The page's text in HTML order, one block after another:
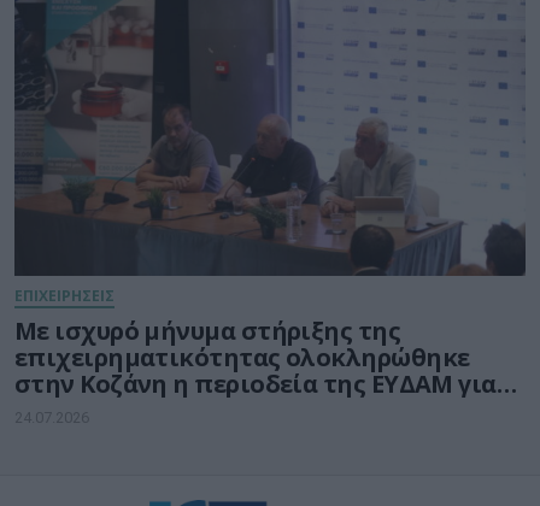
ΕΠΙΧΕΙΡΗΣΕΙΣ
Με ισχυρό μήνυμα στήριξης της
επιχειρηματικότητας ολοκληρώθηκε
στην Κοζάνη η περιοδεία της ΕΥΔΑΜ για
τις νέες δράσεις ύψους 140 εκατ. ευρώ
24.07.2026